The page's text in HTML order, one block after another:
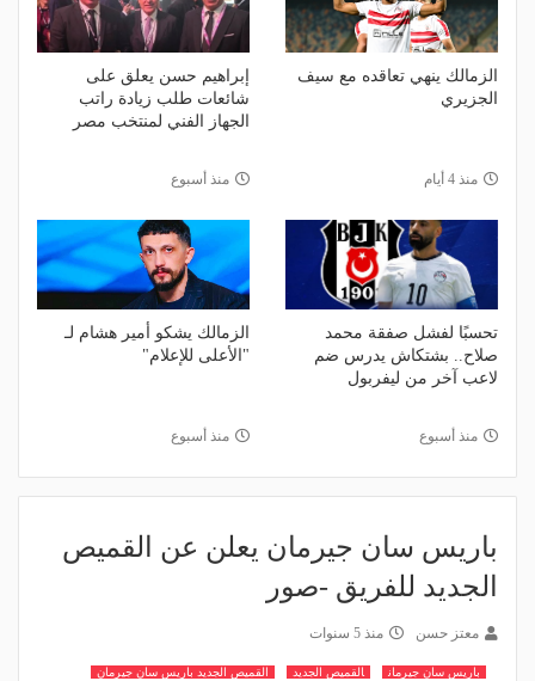
الزمالك ينهي تعاقده مع سيف
الجزيري
منذ 4 أيام
إبراهيم حسن يعلق على
شائعات طلب زيادة راتب
الجهاز الفني لمنتخب مصر
منذ أسبوع
تحسبًا لفشل صفقة محمد
صلاح.. بشتكاش يدرس ضم
لاعب آخر من ليفربول
منذ أسبوع
الزمالك يشكو أمير هشام لـ
"الأعلى للإعلام"
منذ أسبوع
باريس سان جيرمان يعلن عن القميص
الجديد للفريق -صور
معتز حسن منذ 5 سنوات
باريس سان جيرمان القميص الجديد القميص الجديد باريس سان جيرمان